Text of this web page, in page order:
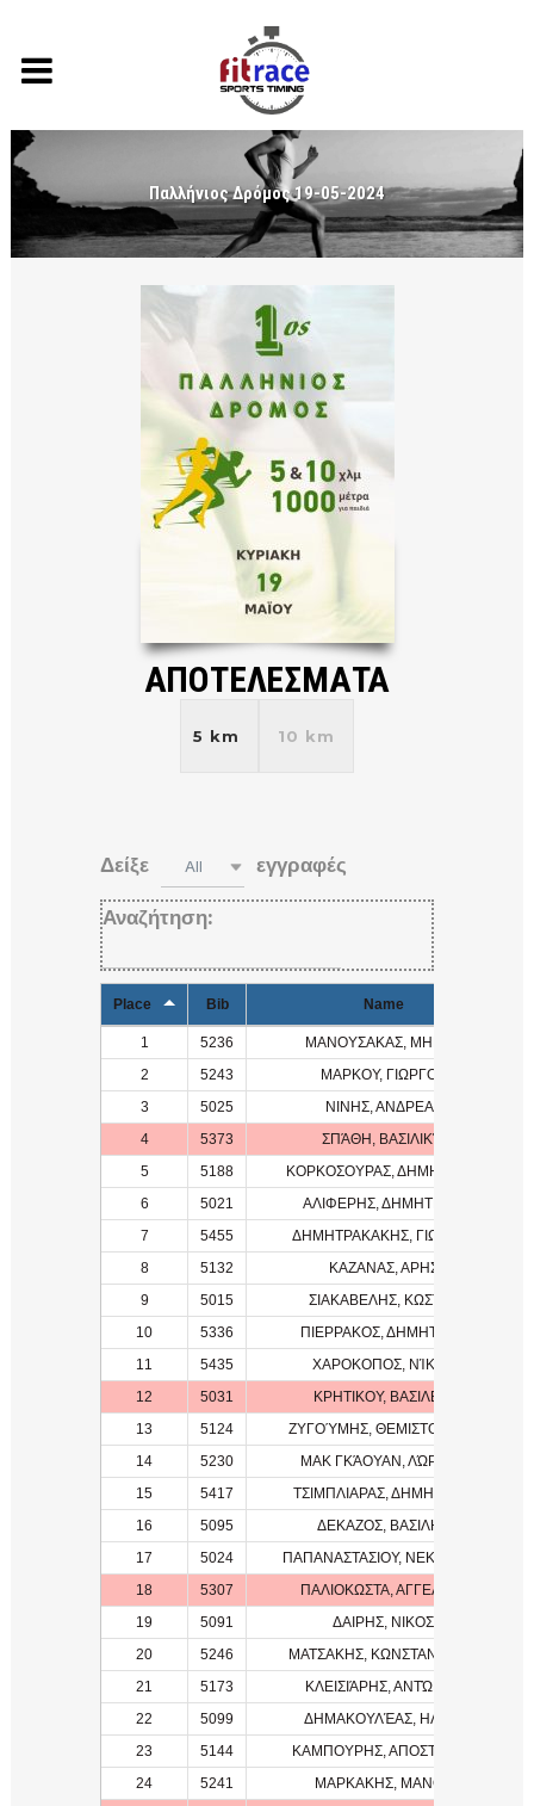
Παλλήνιος Δρόμος 19-05-2024
ΑΠΟΤΕΛΕΣΜΑΤΑ
5 km 10 km
Δείξε All εγγραφές
Αναζήτηση:
Place Bib Name
1 5236
ΜΑΝΟΥΣΑΚΑΣ, ΜΗΝΑΣ
2
5243
ΜΑΡΚΟΥ, ΓΙΩΡΓΟΣ
3
5025
ΝΙΝΗΣ, ΑΝΔΡΕΑΣ
4
5373
ΣΠΆΘΗ, ΒΑΣΙΛΙΚΉ
5
5188
ΚΟΡΚΟΣΟΥΡΑΣ, ΔΗΜΗΤΡΙΟΣ
6
5021
ΑΛΙΦΕΡΗΣ, ΔΗΜΗΤΡΙΟΣ
7
5455
ΔΗΜΗΤΡΑΚΑΚΗΣ, ΓΙΩΡΓΟΣ
8
5132
ΚΑΖΑΝΑΣ, ΑΡΗΣ
9
5015
ΣΙΑΚΑΒΕΛΗΣ, ΚΩΣΤΑΣ
10
5336
ΠΙΕΡΡΑΚΟΣ, ΔΗΜΗΤΡΗΣ
11
5435
ΧΑΡΟΚΟΠΟΣ, ΝΊΚΟΣ
12
5031
ΚΡΗΤΙΚΟΥ, ΒΑΣΙΛΕΙΑ
13
5124
ΖΥΓΟΎΜΗΣ, ΘΕΜΙΣΤΟΚΛΉΣ
14
5230
ΜΑΚ ΓΚΆΟΥΑΝ, ΛΏΡΕΝΣ
15
5417
ΤΣΙΜΠΛΙΑΡΑΣ, ΔΗΜΗΤΡΙΟΣ
16
5095
ΔΕΚΑΖΟΣ, ΒΑΣΙΛΗΣ
17
5024
ΠΑΠΑΝΑΣΤΑΣΙΟΥ, ΝΕΚΤΑΡΙΟΣ
18
5307
ΠΑΛΙΟΚΩΣΤΑ, ΑΓΓΕΛΙΚΉ
19
5091
ΔΑΙΡΗΣ, ΝΙΚΟΣ
20
5246
ΜΑΤΣΑΚΗΣ, ΚΩΝΣΤΑΝΤΙΝΟΣ
21
5173
ΚΛΕΙΣΙΆΡΗΣ, ΑΝΤΏΝΗΣ
22
5099
ΔΗΜΑΚΟΥΛΈΑΣ, ΗΛΊΑΣ
23
5144
ΚΑΜΠΟΥΡΗΣ, ΑΠΟΣΤΟΛΟΣ
24
5241
ΜΑΡΚΑΚΗΣ, ΜΑΝΟΣ